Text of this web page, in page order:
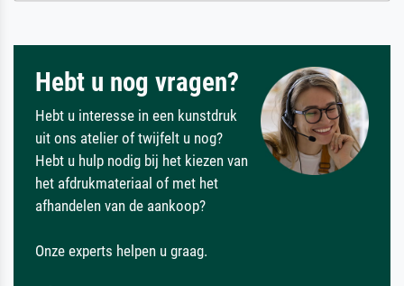
Hebt u nog vragen?
Hebt u interesse in een kunstdruk
uit ons atelier of twijfelt u nog?
Hebt u hulp nodig bij het kiezen van
het afdrukmateriaal of met het
afhandelen van de aankoop?
Onze experts helpen u graag.